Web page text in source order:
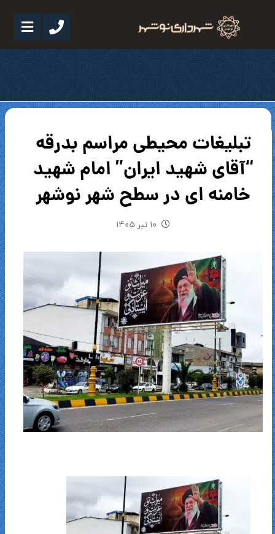
تبلیغات محیطی مراسم بدرقه
“آقای شهید ایران” امام شهید
خامنه ای در سطح شهر نوشهر
۱۰ تیر ۱۴۰۵